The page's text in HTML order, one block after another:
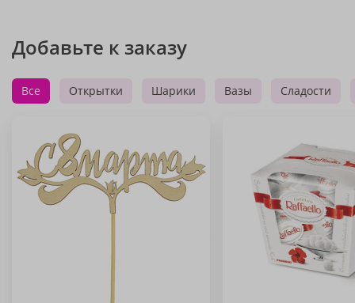
Добавьте к заказу
Все Открытки Шарики Вазы Сладости